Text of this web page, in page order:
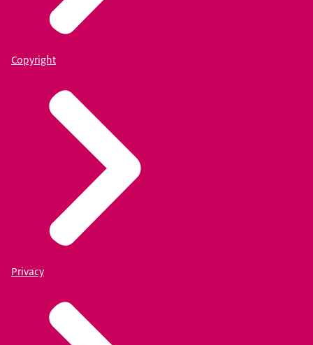
Copyright
Privacy